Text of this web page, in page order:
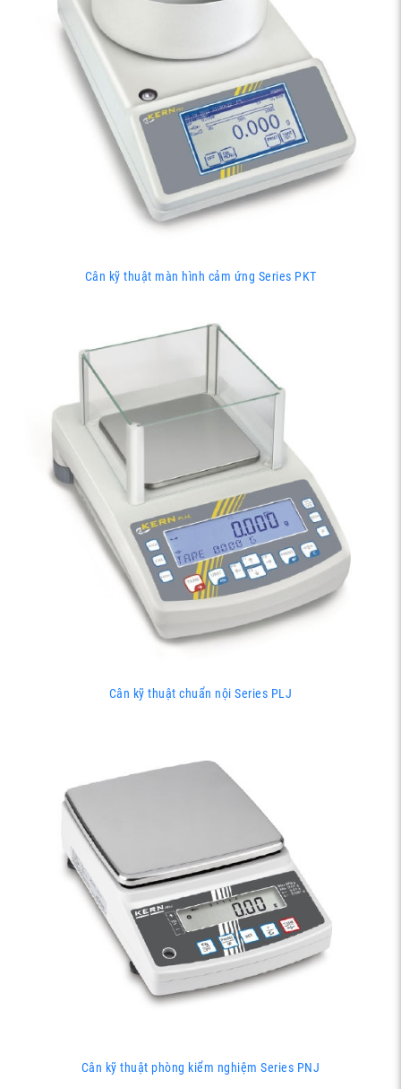
Cân kỹ thuật màn hình cảm ứng Series PKT
Cân kỹ thuật chuẩn nội Series PLJ
Cân kỹ thuật phòng kiểm nghiệm Series PNJ